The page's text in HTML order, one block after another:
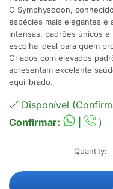
O Symphysodon,
espécies mais elegantes e
intensas, padrões únicos
escolha ideal para quem
Criados com elevados
apresentam excelente
equilibrado.
Disponível
Confirmar:
)